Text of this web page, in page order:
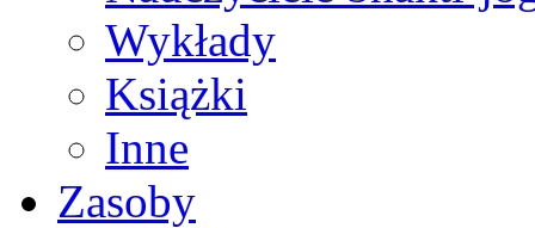
Wykłady
Książki
Inne
Zasoby